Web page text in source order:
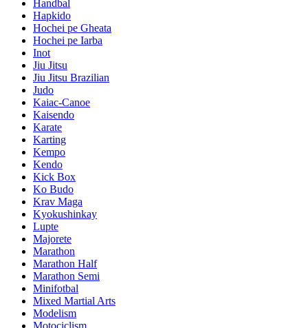
Handbal
Hapkido
Hochei pe Gheata
Hochei pe Iarba
Inot
Jiu Jitsu
Jiu Jitsu Brazilian
Judo
Kaiac-Canoe
Kaisendo
Karate
Karting
Kempo
Kendo
Kick Box
Ko Budo
Krav Maga
Kyokushinkay
Lupte
Majorete
Marathon
Marathon Half
Marathon Semi
Minifotbal
Mixed Martial Arts
Modelism
Motociclism